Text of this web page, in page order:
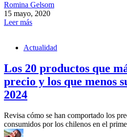
Romina Gelsom
15 mayo, 2020
Leer más
Actualidad
Los 20 productos que
precio y los que menos
2024
Revisa cómo se han comportado los
consumidos por los chilenos en el